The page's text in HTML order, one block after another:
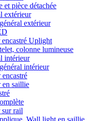
et pièce détachée
extérieur
extérieur
encastré Uplight
colonne lumineuse
intérieur
intérieur
en saillie
sur rail
Wall light en saillie